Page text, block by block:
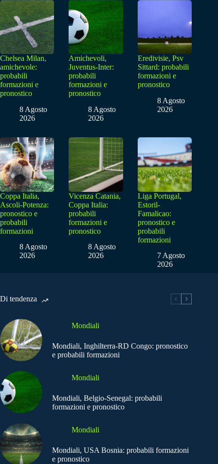
Chelsea Milan,
amichevole:
probabili
formazioni e
pronostico
8 Agosto
2026
Amichevoli,
Juventus-Inter:
probabili
formazioni e
pronostico
8 Agosto
2026
Eredivisie, Psv
Sittard: probabili
formazioni e
pronostico
8 Agosto
2026
Coppa Italia,
Ascoli-Potenza:
pronostico e
probabili
formazioni
8 Agosto
2026
Vicenza Catania,
Coppa Italia:
probabili
formazioni e
pronostico
8 Agosto
2026
Liga Portugal,
Estoril-
Famalicao:
pronostico e
probabili
formazioni
7 Agosto
2026
Di tendenza
Mondiali
Mondiali, Inghilterra-RD Congo: pronostico
e probabili formazioni
Mondiali
Mondiali, Belgio-Senegal: probabili
formazioni e pronostico
Mondiali
Mondiali, USA Bosnia: probabili formazioni
e pronostico